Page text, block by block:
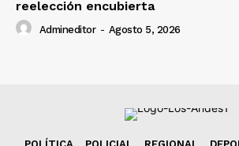
reelección encubierta
Admineditor - Agosto 5, 2026